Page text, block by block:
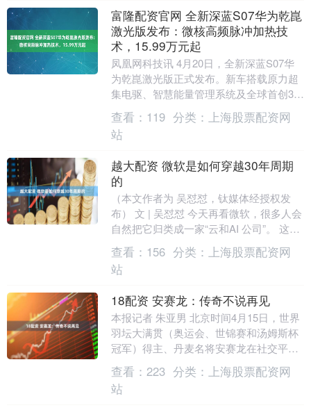
富隆配资官网 全新深蓝S07华为乾崑
激光版发布：微核高频脉冲加热技
术，15.99万元起
凤凰网科技讯 4月20日，全新深蓝S07华
为乾崑激光版正式发布。新车搭载原力超
集电驱、智慧能量管理系统及全球首创31
档微核高频脉冲加热技术，并行业首发深
蓝专属可....
查看： 119 分类： 上海股票配资网
站
越大配资 微软是如何穿越30年周期
的
（本文作者为 吴怼怼，钛媒体经授权发
布） 文 | 吴怼怼 今天再看微软，很多人会
自然把它归类成一家“云和AI 公司”。 这个
判断当然没错。2025财年，微软收入....
查看： 156 分类： 上海股票配资网
站
18配资 安赛龙：传奇不说再见
本报记者 朱亚男 北京时间4月15日，世界
羽坛大满贯（奥运会、世锦赛和汤姆斯杯
冠军）得主、丹麦名将安赛龙在社交平台
发表了退役声明，就此告别羽坛，“我已竭
尽所能，....
查看： 223 分类： 上海股票配资网
站